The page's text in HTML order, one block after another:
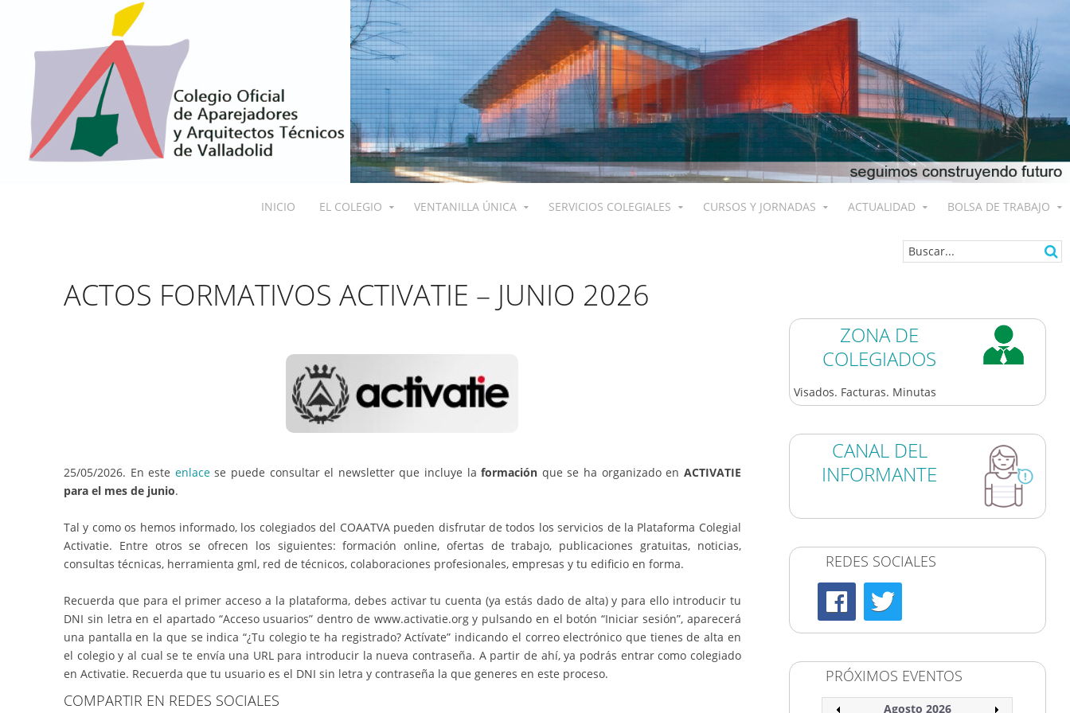
INICIO EL COLEGIO VENTANILLA ÚNICA SERVICIOS COLEGIALES CURSOS Y JORNADAS ACTUALIDAD BOLSA DE TRABAJO
ACTOS FORMATIVOS ACTIVATIE – JUNIO 2026
25/05/2026. En este enlacese puede consultar el newsletter que incluye laformación que se ha organizado en ACTIVATIE
para el mes de junio.
Tal y como os hemos informado, los colegiados del COAATVA pueden disfrutar de todos los servicios de la Plataforma Colegial
Activatie. Entre otros se ofrecen los siguientes: formación online, ofertas de trabajo, publicaciones gratuitas, noticias,
consultas técnicas, herramienta gml, red de técnicos, colaboraciones profesionales, empresas y tu edificio en forma.
Recuerda que para el primer acceso a la plataforma, debes activar tu cuenta (ya estás dado de alta) y para ello introducir tu
DNI sin letra en el apartado “Acceso usuarios” dentro de www.activatie.org y pulsando en el botón “Iniciar sesión”, aparecerá
una pantalla en la que se indica “¿Tu colegio te ha registrado? Actívate” indicando el correo electrónico que tienes de alta en
el colegio y al cual se te envía una URL para introducir la nueva contraseña. A partir de ahí, ya podrás entrar como colegiado
en Activatie. Recuerda que tu usuario es el DNI sin letra y contraseña la que generes en este proceso.
COMPARTIR EN REDES SOCIALES
ZONA DE
COLEGIADOS
Visados. Facturas. Minutas
CANAL DEL
INFORMANTE
REDES SOCIALES
PRÓXIMOS EVENTOS
Agosto 2026